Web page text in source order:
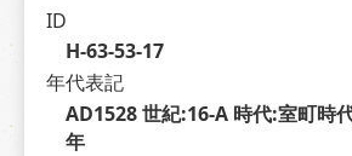
ID
H-63-53-17
年代表記
AD1528 世紀:16-A 時代:室町時
年